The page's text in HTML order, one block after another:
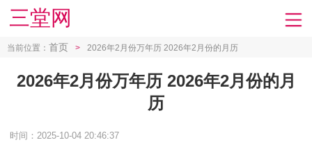
三堂网
当前位置： 首页 > 2026年2月份万年历 2026年2月份的月历
2026年2月份万年历 2026年2月份的月
历
时间：2025-10-04 20:46:37